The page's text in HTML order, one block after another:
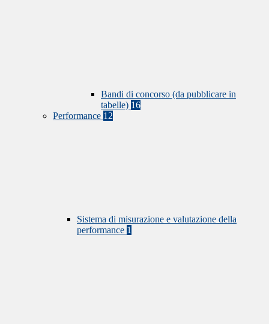
Bandi di concorso (da pubblicare in
tabelle) 16
Performance 12
Sistema di misurazione e valutazione della
performance 1